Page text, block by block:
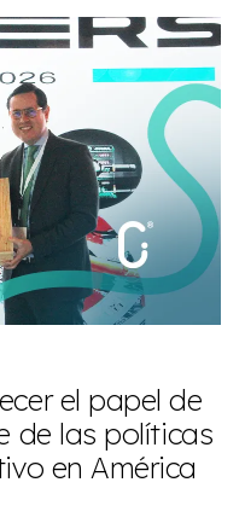
el papel de
de las políticas
en América